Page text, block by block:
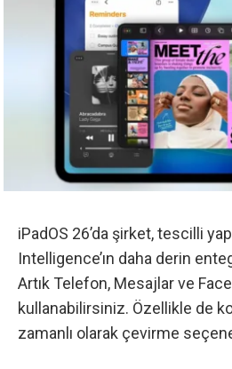
iPadOS 26’da şirket, tescilli
Intelligence’ın daha derin
Artık Telefon, Mesajlar ve
kullanabilirsiniz. Özellikle de
zamanlı olarak çevirme